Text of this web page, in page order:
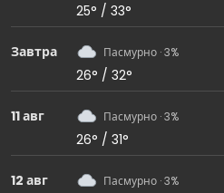
25° / 33°
Завтра Пасмурно · 3%
26° / 32°
11 авг Пасмурно · 3%
26° / 31°
12 авг Пасмурно · 3%